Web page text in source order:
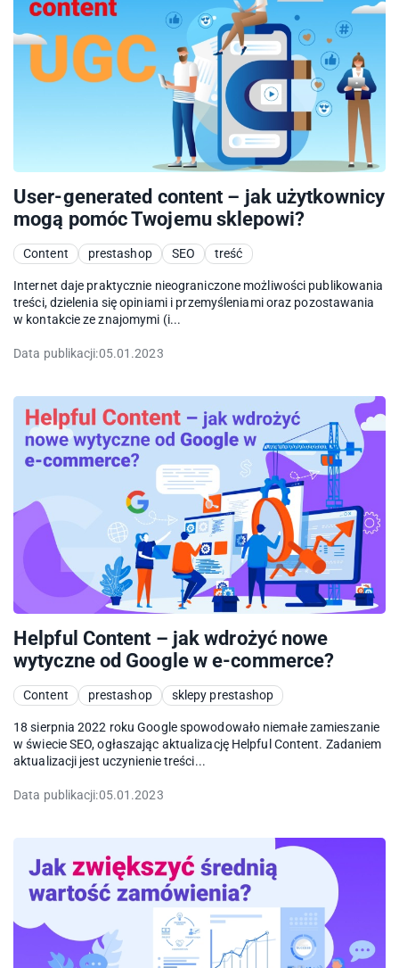
User-generated content – jak użytkownicy
mogą pomóc Twojemu sklepowi?
Content prestashop SEO treść
Internet daje praktycznie nieograniczone możliwości publikowania
treści, dzielenia się opiniami i przemyśleniami oraz pozostawania
w kontakcie ze znajomymi (i...
Data publikacji:05.01.2023
Helpful Content – jak wdrożyć nowe
wytyczne od Google w e-commerce?
Content prestashop sklepy prestashop
18 sierpnia 2022 roku Google spowodowało niemałe zamieszanie
w świecie SEO, ogłaszając aktualizację Helpful Content. Zadaniem
aktualizacji jest uczynienie treści...
Data publikacji:05.01.2023